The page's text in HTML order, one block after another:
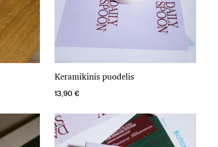
Į krepšelį
Keramikinis puodelis
13,90 €